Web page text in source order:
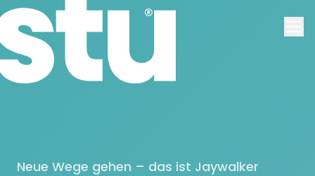
Neue Wege gehen – das ist Jaywalker